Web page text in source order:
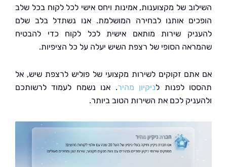
של מקצוענות, אמינות ויחס אישי לכל לקוח בכל שלב
אותנו לבחירה המושלמת. אנו נשתדל בלב שלם
שירות מותאם אישית לכל לקוח כדי להבטיח
הסופי של רצפת השיש יעלה על כל הציפיות.
זקוקים לשירות מקצועי של פוליש לרצפת שיש, אל
לפנות ל ניקיון מהיר. אנו נשמח לעמוד לרשותכם
לכם את השירות הטוב ביותר.